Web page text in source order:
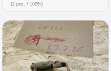
(2 pos. / 100%)